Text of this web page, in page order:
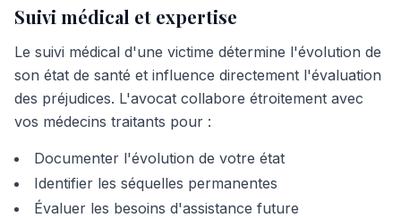
Suivi médical et expertise
Le suivi médical d'une victime détermine l'évolution de
son état de santé et influence directement l'évaluation
des préjudices. L'avocat collabore étroitement avec
vos médecins traitants pour :
Documenter l'évolution de votre état
Identifier les séquelles permanentes
Évaluer les besoins d'assistance future